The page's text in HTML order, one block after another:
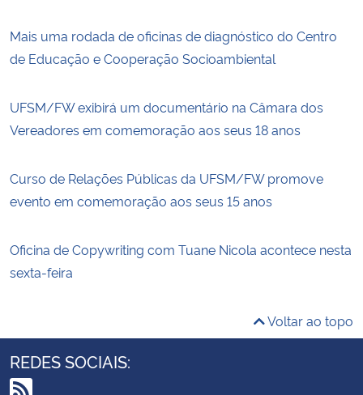
Mais uma rodada de oficinas de diagnóstico do Centro
de Educação e Cooperação Socioambiental
UFSM/FW exibirá um documentário na Câmara dos
Vereadores em comemoração aos seus 18 anos
Curso de Relações Públicas da UFSM/FW promove
evento em comemoração aos seus 15 anos
Oficina de Copywriting com Tuane Nicola acontece nesta
sexta-feira
Voltar ao topo
REDES SOCIAIS: